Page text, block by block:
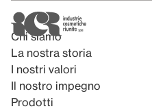
Chi siamo
La nostra storia
I nostri valori
Il nostro impegno
Prodotti